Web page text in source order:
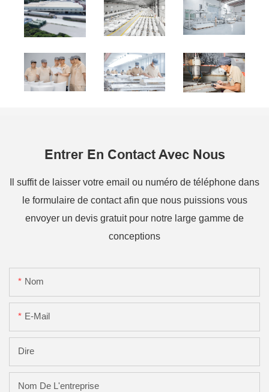
Entrer En Contact Avec Nous
Il suffit de laisser votre email ou numéro de téléphone dans
le formulaire de contact afin que nous puissions vous
envoyer un devis gratuit pour notre large gamme de
conceptions
Nom
E-Mail
Dire
Nom De L'entreprise